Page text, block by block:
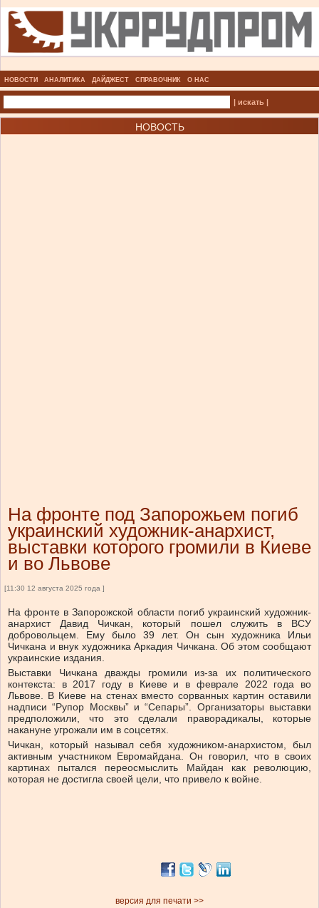
НОВОСТИ АНАЛИТИКА ДАЙДЖЕСТ СПРАВОЧНИК О НАС
| искать |
НОВОСТЬ
На фронте под Запорожьем погиб
украинский художник-анархист,
выставки которого громили в Киеве
и во Львове
[11:30 12 августа 2025 года ]
На фронте в Запорожской области погиб украинский художник-
анархист Давид Чичкан, который пошел служить в ВСУ
добровольцем. Ему было 39 лет. Он сын художника Ильи
Чичкана и внук художника Аркадия Чичкана. Об этом сообщают
украинские издания.
Выставки Чичкана дважды громили из-за их политического
контекста: в 2017 году в Киеве и в феврале 2022 года во
Львове. В Киеве на стенах вместо сорванных картин оставили
надписи “Рупор Москвы” и “Сепары”. Организаторы выставки
предположили, что это сделали праворадикалы, которые
накануне угрожали им в соцсетях.
Чичкан, который называл себя художником-анархистом, был
активным участником Евромайдана. Он говорил, что в своих
картинах пытался переосмыслить Майдан как революцию,
которая не достигла своей цели, что привело к войне.
версия для печати >>